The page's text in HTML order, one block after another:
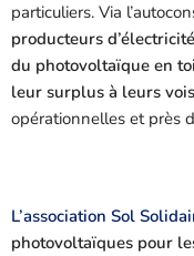
particuliers. Via
producteurs
du photovoltaïque en
leur surplus à leurs
opérationnelles et près
L’association Sol
photovoltaïques pour